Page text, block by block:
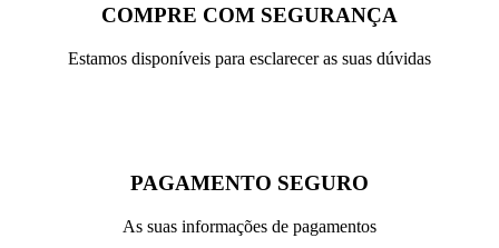
COMPRE COM SEGURANÇA
Estamos disponíveis para esclarecer as suas dúvidas
PAGAMENTO SEGURO
As suas informações de pagamentos